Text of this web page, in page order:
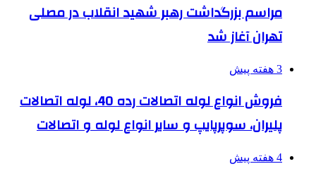
مراسم بزرگداشت رهبر شهید انقلاب در مصلی
تهران آغاز شد
3 هفته پیش
فروش انواع لوله اتصالات رده 40، لوله اتصالات
پلیران، سوپرپایپ و سایر انواع لوله و اتصالات
4 هفته پیش